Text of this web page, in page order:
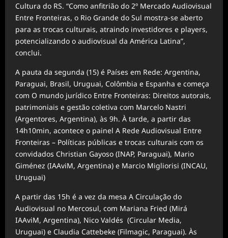
Cultura do RS. “Como anfitrião do 2º Mercado Audiovisual
Entre Fronteiras, o Rio Grande do Sul mostra-se aberto
para as trocas culturais, atraindo investidores e players,
potencializando o audiovisual da América Latina”,
conclui.
A pauta da segunda (15) é Países em Rede: Argentina,
Paraguai, Brasil, Uruguai, Colômbia e Espanha e começa
com O mundo jurídico Entre Fronteiras: Direitos autorais,
patrimoniais e gestão coletiva com Marcelo Nastri
(Argentores, Argentina), às 9h. À tarde, a partir das
14h10min, acontece o painel A Rede Audiovisual Entre
Fronteiras – Políticas públicas e trocas culturais com os
convidados Christian Gayoso (INAP, Paraguai), Mario
Giménez (IAAviM, Argentina) e Marcio Migliorisi (INCAU,
Uruguai)
A partir das 15h é a vez da mesa A Circulação do
Audiovisual no Mercosul, com Mariana Fried (Mirá
IAAviM, Argentina), Nico Valdés (Circular Media,
Uruguai) e Claudia Cattebeke (Filmagic, Paraguai). Às